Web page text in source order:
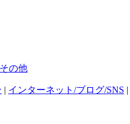
その他
| インターネット/ブログ/SNS |